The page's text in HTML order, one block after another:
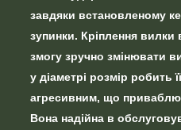
завдяки встановленому
зупинки. Кріплення вилки
змогу зручно змінювати
у діаметрі розмір робить
агресивним, що приваблює
Вона надійна в